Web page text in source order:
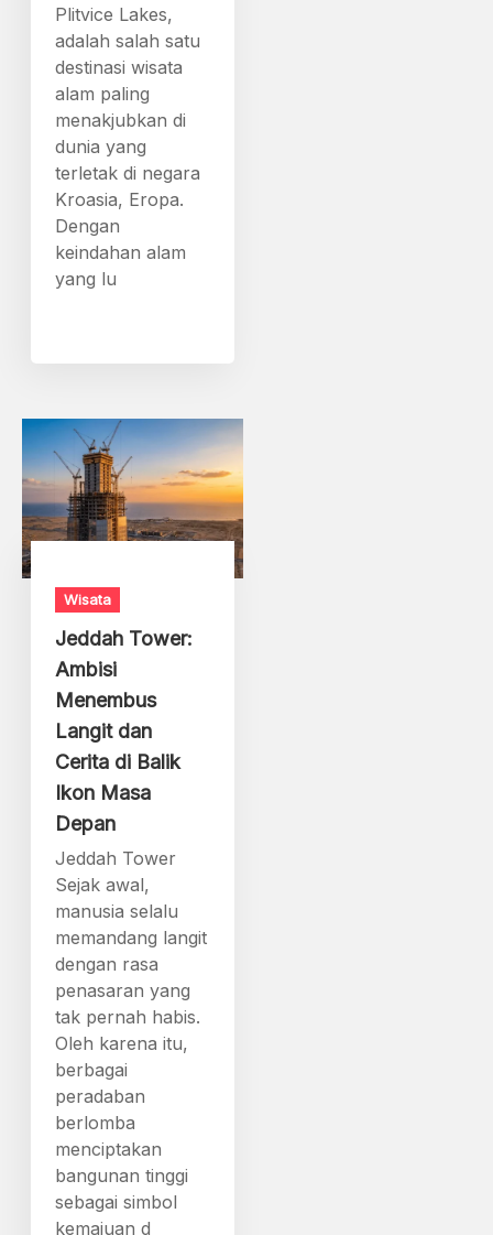
Plitvice Lakes,
adalah salah satu
destinasi wisata
alam paling
menakjubkan di
dunia yang
terletak di negara
Kroasia, Eropa.
Dengan
keindahan alam
yang lu
Wisata
Jeddah Tower:
Ambisi
Menembus
Langit dan
Cerita di Balik
Ikon Masa
Depan
Jeddah Tower
Sejak awal,
manusia selalu
memandang langit
dengan rasa
penasaran yang
tak pernah habis.
Oleh karena itu,
berbagai
peradaban
berlomba
menciptakan
bangunan tinggi
sebagai simbol
kemajuan d